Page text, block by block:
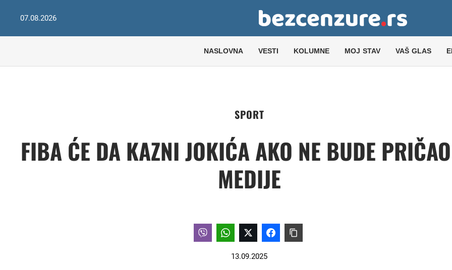
07.08.2026
NASLOVNA VESTI KOLUMNE MOJ STAV VAŠ GLAS
SPORT
FIBA ĆE DA KAZNI JOKIĆA AKO NE BUDE
MEDIJE
13.09.2025